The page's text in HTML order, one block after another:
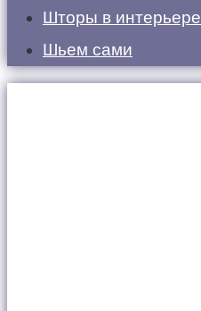
Шторы в интерьере
Шьем сами